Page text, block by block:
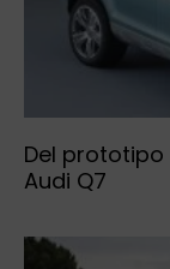
Del prototipo
Audi Q7